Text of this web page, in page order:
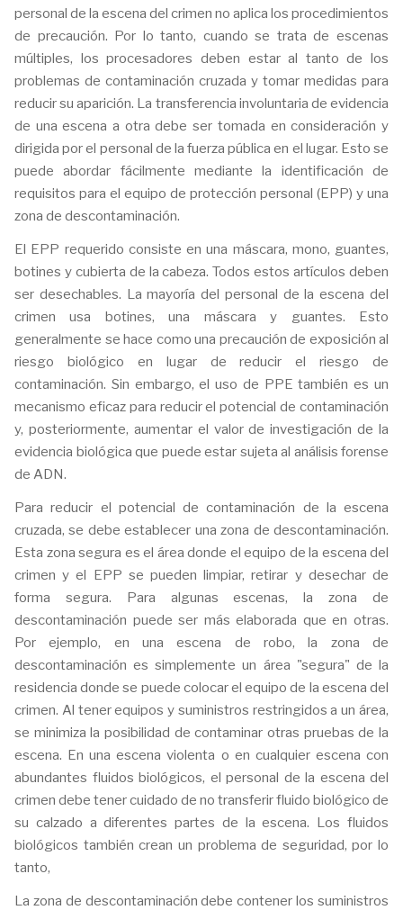
personal de la escena del crimen no aplica los procedimientos
de precaución. Por lo tanto, cuando se trata de escenas
múltiples, los procesadores deben estar al tanto de los
problemas de contaminación cruzada y tomar medidas para
reducir su aparición. La transferencia involuntaria de evidencia
de una escena a otra debe ser tomada en consideración y
dirigida por el personal de la fuerza pública en el lugar. Esto se
puede abordar fácilmente mediante la identificación de
requisitos para el equipo de protección personal (EPP) y una
zona de descontaminación.
El EPP requerido consiste en una máscara, mono, guantes,
botines y cubierta de la cabeza. Todos estos artículos deben
ser desechables. La mayoría del personal de la escena del
crimen usa botines, una máscara y guantes. Esto
generalmente se hace como una precaución de exposición al
riesgo biológico en lugar de reducir el riesgo de
contaminación. Sin embargo, el uso de PPE también es un
mecanismo eficaz para reducir el potencial de contaminación
y, posteriormente, aumentar el valor de investigación de la
evidencia biológica que puede estar sujeta al análisis forense
de ADN.
Para reducir el potencial de contaminación de la escena
cruzada, se debe establecer una zona de descontaminación.
Esta zona segura es el área donde el equipo de la escena del
crimen y el EPP se pueden limpiar, retirar y desechar de
forma segura. Para algunas escenas, la zona de
descontaminación puede ser más elaborada que en otras.
Por ejemplo, en una escena de robo, la zona de
descontaminación es simplemente un área "segura" de la
residencia donde se puede colocar el equipo de la escena del
crimen. Al tener equipos y suministros restringidos a un área,
se minimiza la posibilidad de contaminar otras pruebas de la
escena. En una escena violenta o en cualquier escena con
abundantes fluidos biológicos, el personal de la escena del
crimen debe tener cuidado de no transferir fluido biológico de
su calzado a diferentes partes de la escena. Los fluidos
biológicos también crean un problema de seguridad, por lo
tanto,
La zona de descontaminación debe contener los suministros